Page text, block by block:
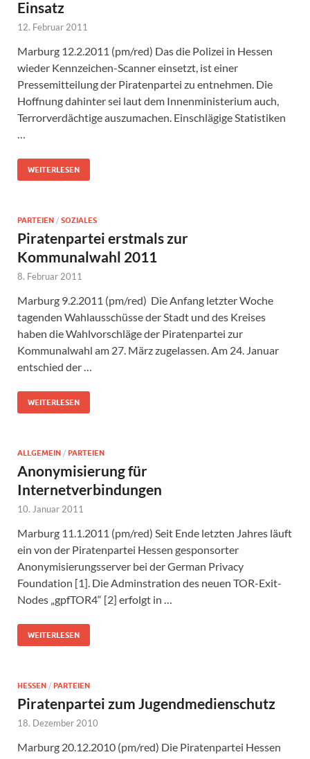
Einsatz
12. Februar 2011
Marburg 12.2.2011 (pm/red) Das die Polizei in Hessen
wieder Kennzeichen-Scanner einsetzt, ist einer
Pressemitteilung der Piratenpartei zu entnehmen. Die
Hoffnung dahinter sei laut dem Innenministerium auch,
Terrorverdächtige auszumachen. Einschlägige Statistiken
WEITERLESEN
PARTEIEN / SOZIALES
Piratenpartei erstmals zur
Kommunalwahl 2011
8. Februar 2011
Marburg 9.2.2011 (pm/red) Die Anfang letzter Woche
tagenden Wahlausschüsse der Stadt und des Kreises
haben die Wahlvorschläge der Piratenpartei zur
Kommunalwahl am 27. März zugelassen. Am 24. Januar
entschied der …
WEITERLESEN
ALLGEMEIN / PARTEIEN
Anonymisierung für
Internetverbindungen
10. Januar 2011
Marburg 11.1.2011 (pm/red) Seit Ende letzten Jahres läuft
ein von der Piratenpartei Hessen gesponsorter
Anonymisierungsserver bei der German Privacy
Foundation [1]. Die Adminstration des neuen TOR-Exit-
Nodes „gpfTOR4“ [2] erfolgt in …
WEITERLESEN
HESSEN / PARTEIEN
Piratenpartei zum Jugendmedienschutz
18. Dezember 2010
Marburg 20.12.2010 (pm/red) Die Piratenpartei Hessen